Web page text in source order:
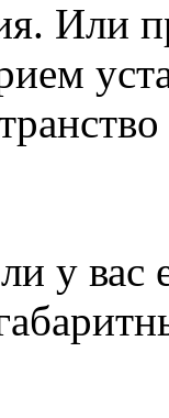
Или
у вас